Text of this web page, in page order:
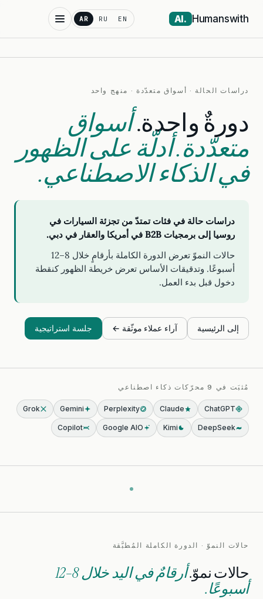
Humanswith
.AI
EN
RU
AR
دراسات الحالة · أسواق متعدّدة · منهج واحد
دورةٌ واحدة.أسواق
متعدّدة. أدلّة على الظهور
في الذكاء الاصطناعي.
دراسات حالة في فئات تمتدّ من تجزئة السيارات في
روسيا إلى برمجيات B2B في أمريكا والعقار في دبي.
حالات النموّ تعرض الدورة الكاملة بأرقامٍ خلال 8–12
أسبوعًا. وتدقيقات الأساس تعرض خريطة الظهور كنقطة
دخول قبل بدء العمل.
جلسة استراتيجية آراء عملاء موثّقة ← إلى الرئيسية
مُثبَت في 9 محرّكات ذكاء اصطناعي
ChatGPT
Claude
Perplexity
Gemini
Grok
DeepSeek
Kimi
Google AIO
Copilot
حالات النموّ · الدورة الكاملة المُطبَّقة
حالات نموّ.
أرقامٌ في اليد خلال 8–12
أسبوعًا.